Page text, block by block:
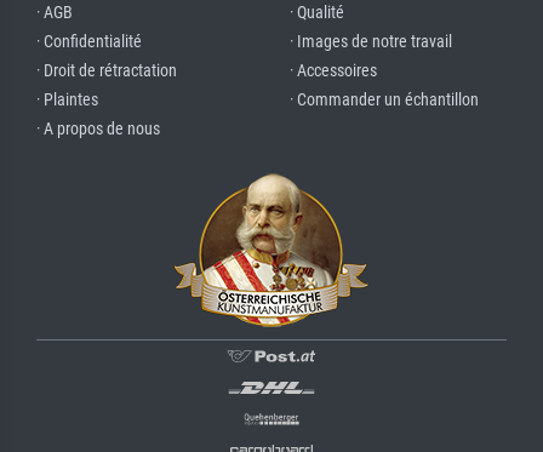
· AGB
· Confidentialité
· Droit de rétractation
· Plaintes
· A propos de nous
· Qualité
· Images de notre travail
· Accessoires
· Commander un échantillon